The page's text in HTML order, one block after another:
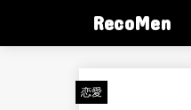
RecoMen
恋愛